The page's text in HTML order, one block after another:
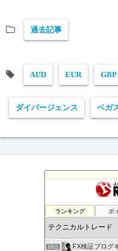
過去記事
AUD EUR GBP
ダイバージェンス ベガ
ランキング ポ
負けない！無料
13位 テクニカル分析
FXマニア$豪
現役サラリーマン
16位 FX検証ブログ